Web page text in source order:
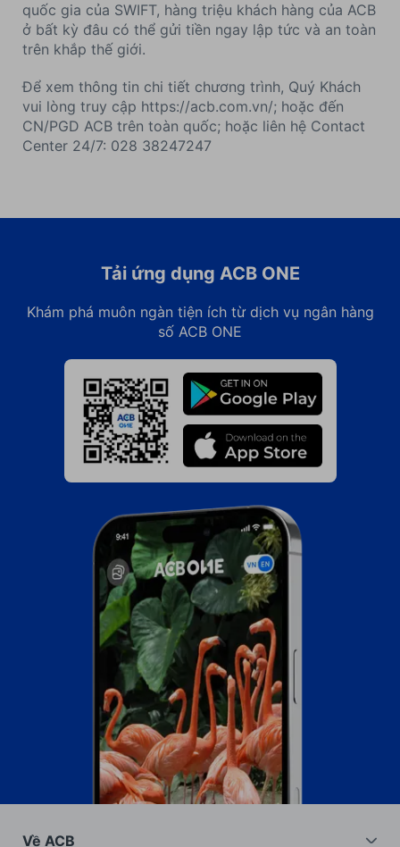
quốc gia của SWIFT, hàng triệu khách hàng của ACB
ở bất kỳ đâu có thể gửi tiền ngay lập tức và an toàn
trên khắp thế giới.
Để xem thông tin chi tiết chương trình, Quý Khách
vui lòng truy cập https://acb.com.vn/; hoặc đến
CN/PGD ACB trên toàn quốc; hoặc liên hệ Contact
Center 24/7: 028 38247247
Tải ứng dụng ACB ONE
Khám phá muôn ngàn tiện ích từ dịch vụ ngân hàng
số ACB ONE
Về ACB